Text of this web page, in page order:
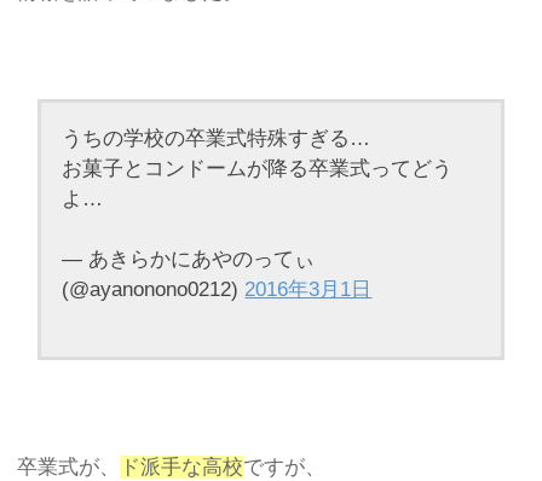
うちの学校の卒業式特殊すぎる…
お菓子とコンドームが降る卒業式ってどう
よ…
— あきらかにあやのってぃ
(@ayanonono0212) 2016年3月1日
卒業式が、 ド派手な高校ですが、